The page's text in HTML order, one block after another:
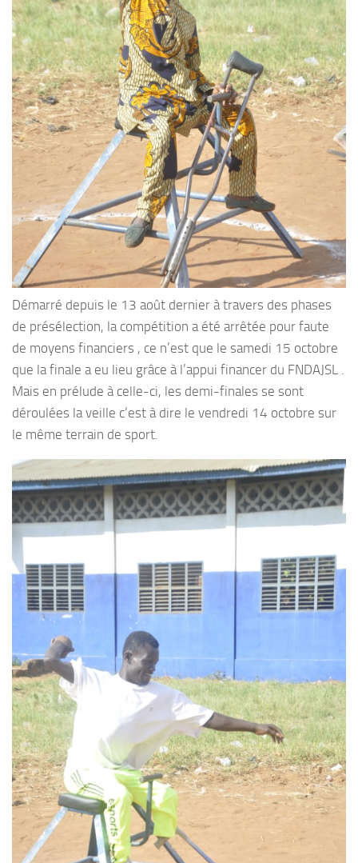
Démarré depuis le 13 août dernier à travers des phases
de présélection, la compétition a été arrêtée pour faute
de moyens financiers , ce n’est que le samedi 15 octobre
que la finale a eu lieu grâce à l’appui financer du FNDAJSL .
Mais en prélude à celle-ci, les demi-finales se sont
déroulées la veille c’est à dire le vendredi 14 octobre sur
le même terrain de sport.